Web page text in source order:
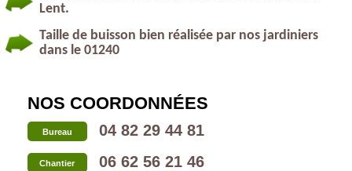
Lent.
Taille de buisson bien réalisée par nos jardiniers
dans le 01240
NOS COORDONNÉES
Bureau 04 82 29 44 81
Chantier 06 62 56 21 46